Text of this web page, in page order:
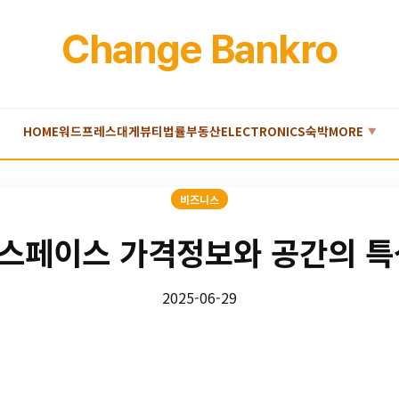
Change Bankro
HOME워드프레스대게뷰티법률부동산ELECTRONICS숙박MORE ▼
비즈니스
페이스 가격정보와 공간의
2025-06-29